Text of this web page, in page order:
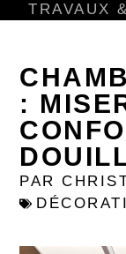
TRAVAUX
:
PAR